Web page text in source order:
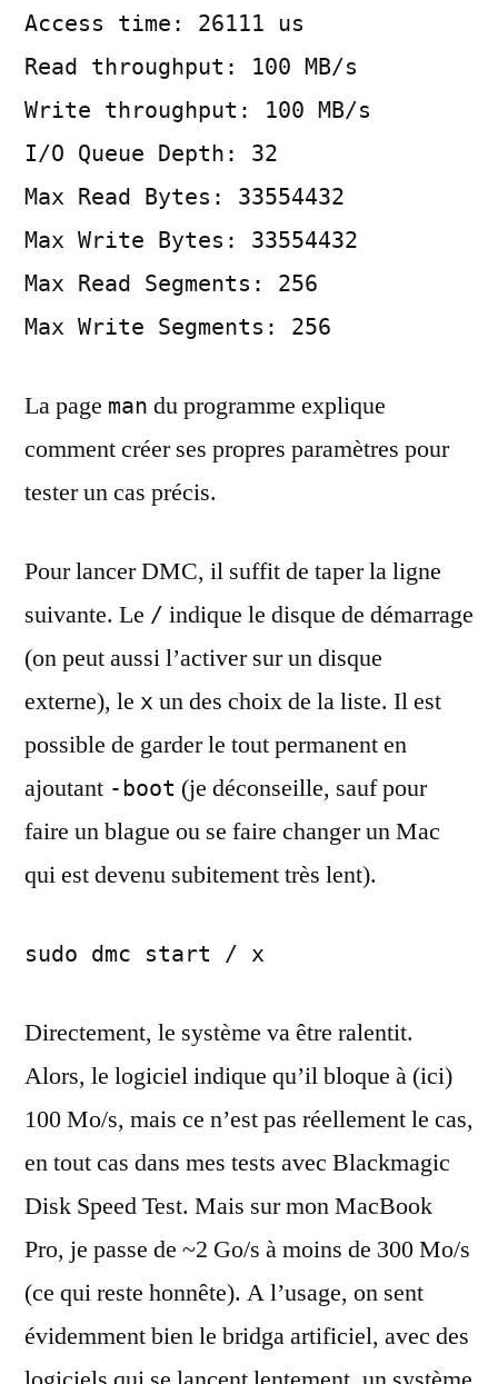
Access time: 26111 us
Read throughput: 100 MB/s
Write throughput: 100 MB/s
I/O Queue Depth: 32
Max Read Bytes: 33554432
Max Write Bytes: 33554432
Max Read Segments: 256
Max Write Segments: 256
La page man du programme explique
comment créer ses propres paramètres pour
tester un cas précis.
Pour lancer DMC, il suffit de taper la ligne
suivante. Le / indique le disque de démarrage
(on peut aussi l’activer sur un disque
externe), le x un des choix de la liste. Il est
possible de garder le tout permanent en
ajoutant -boot (je déconseille, sauf pour
faire un blague ou se faire changer un Mac
qui est devenu subitement très lent).
sudo dmc start / x
Directement, le système va être ralentit.
Alors, le logiciel indique qu’il bloque à (ici)
100 Mo/s, mais ce n’est pas réellement le cas,
en tout cas dans mes tests avec Blackmagic
Disk Speed Test. Mais sur mon MacBook
Pro, je passe de ~2 Go/s à moins de 300 Mo/s
(ce qui reste honnête). A l’usage, on sent
évidemment bien le bridga artificiel, avec des